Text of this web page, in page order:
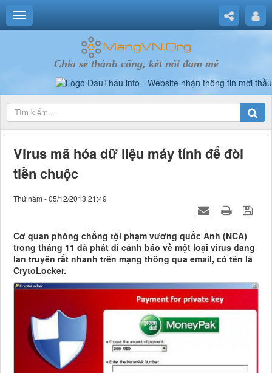
Chia sẻ thành công, kết nối đam mê
Virus mã hóa dữ liệu máy tính để đòi
tiền chuộc
Thứ năm - 05/12/2013 21:49
Cơ quan phòng chống tội phạm vương quốc Anh (NCA)
trong tháng 11 đã phát đi cảnh báo về một loại virus đang
lan truyền rất nhanh trên mạng thông qua email, có tên là
CrytoLocker.